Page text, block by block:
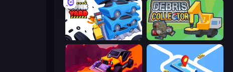
Junkyard Sim Debris Collector